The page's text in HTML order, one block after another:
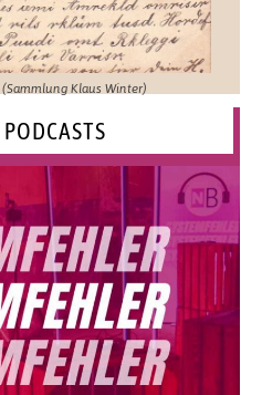
Klaus Winter)